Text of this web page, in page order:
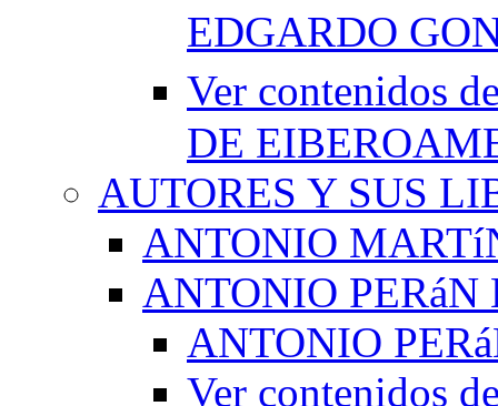
EDGARDO
Ver contenidos
DE
AUTORES Y SUS
ANTONIO
ANTONIO PERáN
ANTONIO
Ver contenidos